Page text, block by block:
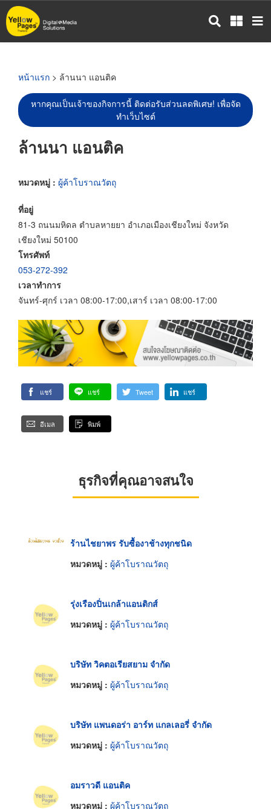
ข้าม
ไป
หน้าแรก > ล้านนา แอนติค
หากคุณเป็นเจ้าของกิจการนี้ ติดต่อรับส่วนลดพิเศษ! เพื่อจัด
ทำเว็บไซต์
ล้านนา แอนติค
หมวดหมู่ : ผู้ค้าโบราณวัตถุ
ที่อยู่
81-3 ถนนมหิดล ตำบลหายยา อำเภอเมืองเชียงใหม่ จังหวัด
เชียงใหม่ 50100
โทรศัพท์
053-272-392
เวลาทำการ
จันทร์-ศุกร์ เวลา 08:00-17:00,เสาร์ เวลา 08:00-17:00
แชร์ แชร์ Tweet แชร์
อีเมล พิมพ์
ธุรกิจที่คุณอาจสนใจ
ร้านไชยาพร รับซื้องาช้างทุกชนิด
หมวดหมู่ : ผู้ค้าโบราณวัตถุ
รุ่งเรืองปิ่นเกล้าแอนติกส์
หมวดหมู่ : ผู้ค้าโบราณวัตถุ
บริษัท วิคตอเรียสยาม จำกัด
หมวดหมู่ : ผู้ค้าโบราณวัตถุ
บริษัท แพนดอร่า อาร์ท แกลเลอรี่ จำกัด
หมวดหมู่ : ผู้ค้าโบราณวัตถุ
อมราวดี แอนติค
หมวดหมู่ : ผู้ค้าโบราณวัตถุ